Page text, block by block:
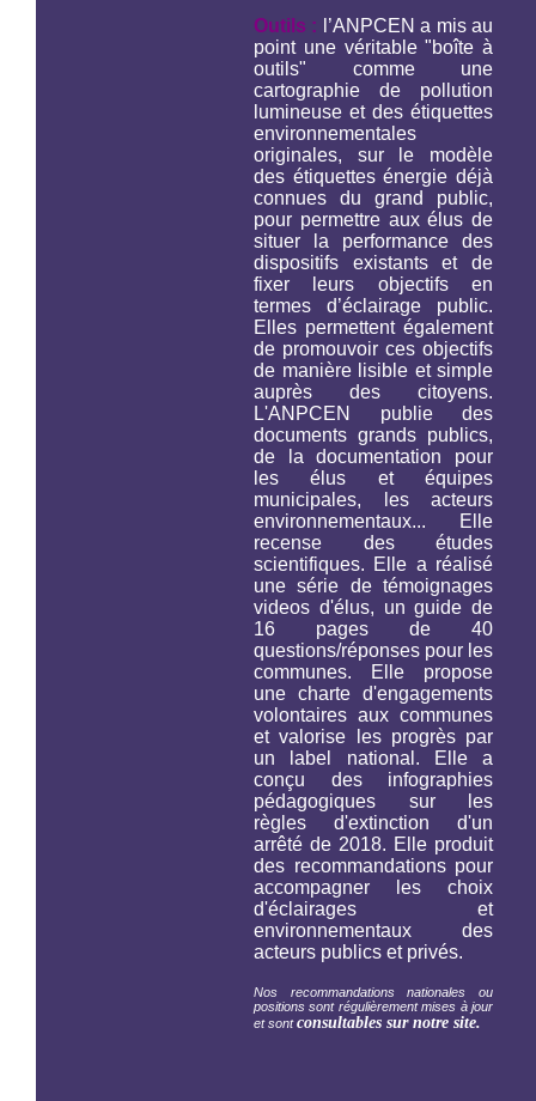
Outils :
l’ANPCEN a mis au
point une véritable "boîte à
outils" comme une
cartographie de pollution
lumineuse et des étiquettes
environnementales
originales, sur le modèle
des étiquettes énergie déjà
connues du grand public,
pour permettre aux élus de
situer la performance des
dispositifs existants et de
fixer leurs objectifs en
termes d’éclairage public.
Elles permettent également
de promouvoir ces objectifs
de manière lisible et simple
auprès des citoyens.
L'ANPCEN publie des
documents grands publics,
de la documentation pour
les élus et équipes
municipales, les acteurs
environnementaux... Elle
recense des études
scientifiques. Elle a réalisé
une série de témoignages
videos d'élus, un guide de
16 pages de 40
questions/réponses pour les
communes. Elle propose
une charte d'engagements
volontaires aux communes
et valorise les progrès par
un label national. Elle a
conçu des infographies
pédagogiques sur les
règles d'extinction d'un
arrêté de 2018. Elle produit
des recommandations pour
accompagner les choix
d'éclairages et
environnementaux des
acteurs publics et privés.
Nos recommandations nationales ou
positions sont régulièrement mises à jour
et sontconsultables sur notre site.